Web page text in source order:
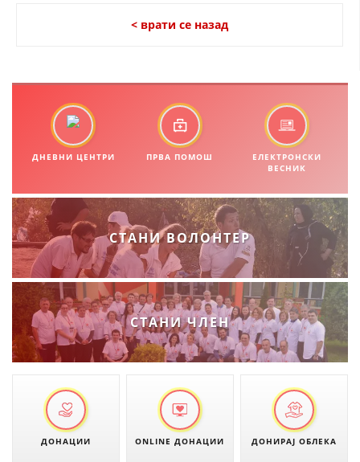
ДИСЕМИНАЦИЈА
MЕЃУНАРОДНО ХУМАНИТАРНО ПРАВО
ПРОМОЦИЈА НА ХУМАНИ ВРЕДНОСТИ
СОЦИЈАЛНО ХУМАНИТАРНА ДЕЈНОСТ
КАКО ДА ДОНИРАТЕ
ПОДГОТВЕНОСТ И ДЕЈСТВО ПРИ КАТАСТРОФИ
ТИМ ЗА ОДГОВОР ПРИ КАТАСТРОФИ ПРИ ООЦК КУМАНОВО
ОДНОСИ СО ЈАВНОСТ
МЕЃУНАРОДНА СОРАБОТКА
ДОГОВОРИ
< врати се назад
ДНЕВНИ ЦЕНТРИ ПРВА ПОМОШ
ЕЛЕКТРОНСКИ
ВЕСНИК
СТАНИ ВОЛОНТЕР
СТАНИ ЧЛЕН
ДОНАЦИИ ONLINE ДОНАЦИИ ДОНИРАЈ ОБЛЕКА